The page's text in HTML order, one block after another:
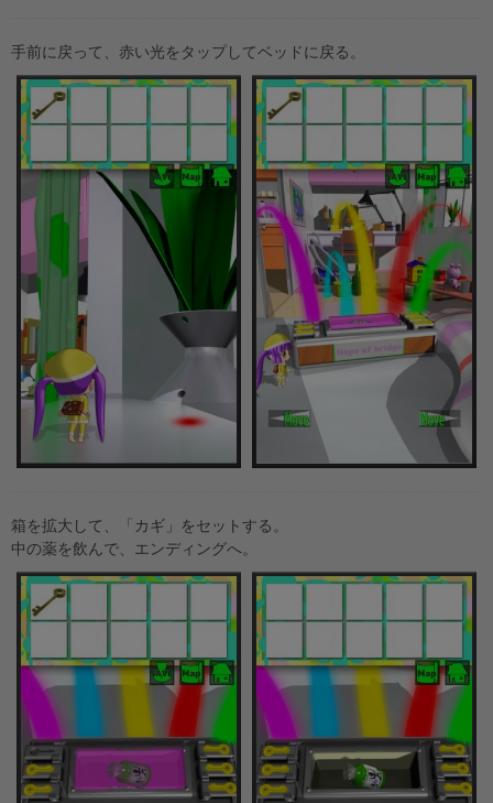
手前に戻って、赤い光をタップしてベッドに戻る。
箱を拡大して、「カギ」をセットする。
中の薬を飲んで、エンディングへ。